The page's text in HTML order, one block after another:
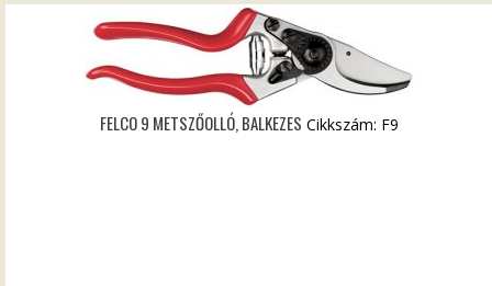
FELCO 9 METSZŐOLLÓ, BALKEZES Cikkszám: F9